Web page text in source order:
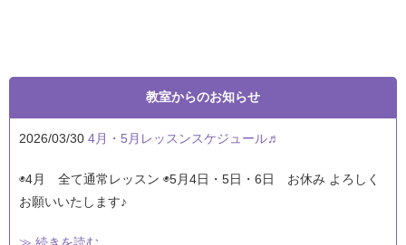
教室からのお知らせ
2026/03/30 4月・5月レッスンスケジュール♬
◉4月 全て通常レッスン ◉5月4日・5日・6日 お休み よろしく
お願いいたします♪
≫ 続きを読む